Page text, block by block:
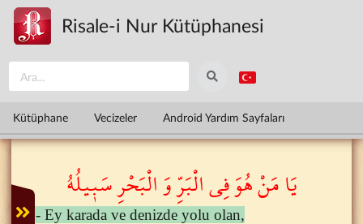
Ana içeriğe atla
Risale-i Nur Kütüphanesi
Kütüphane Vecizeler Android Yardım Sayfaları
يَا مَنْ هُوَ فِى الْبَرِّ وَ الْبَحْرِ سَب۪يلُهُ
1- Ey karada ve denizde yolu olan,